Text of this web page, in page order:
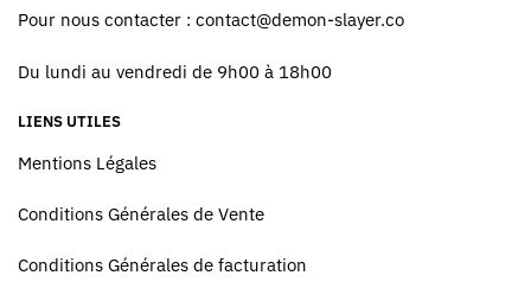
Pour nous contacter : contact@demon-slayer.co
Du lundi au vendredi de 9h00 à 18h00
LIENS UTILES
Mentions Légales
Conditions Générales de Vente
Conditions Générales de facturation